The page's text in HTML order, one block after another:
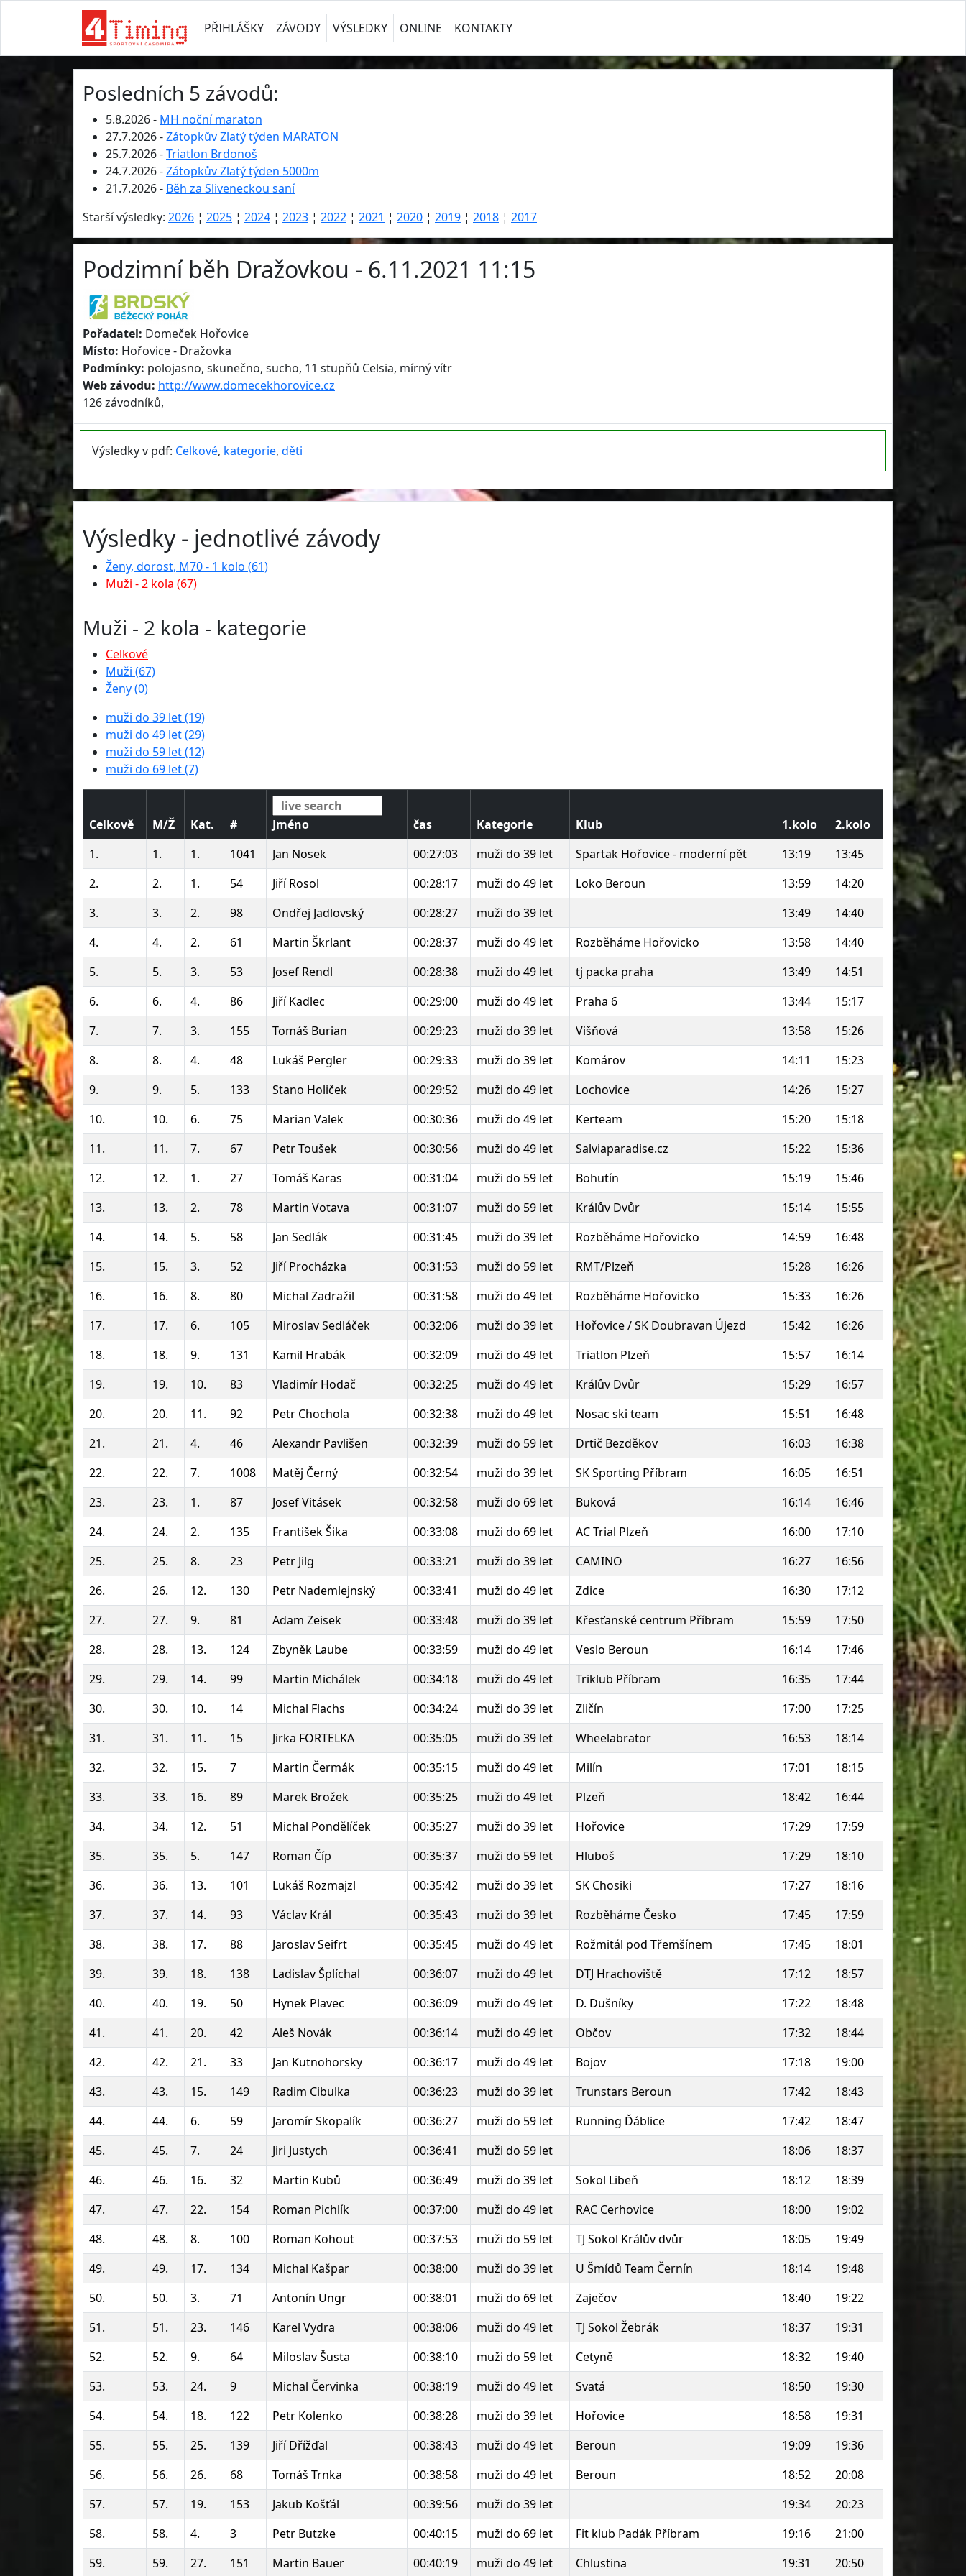
PŘIHLÁŠKY ZÁVODY VÝSLEDKY ONLINE KONTAKTY
Posledních 5 závodů:
5.8.2026 - MH noční maraton
27.7.2026 -Zátopkův Zlatý týden MARATON
25.7.2026 -Triatlon Brdonoš
24.7.2026 -Zátopkův Zlatý týden 5000m
21.7.2026 - Běh za Sliveneckou saní
Starší výsledky: 2026 ¦ 2025 ¦ 2024 ¦ 2023 ¦ 2022 ¦ 2021 ¦ 2020 ¦ 2019 ¦ 2018 ¦ 2017
Podzimní běh Dražovkou - 6.11.2021 11:15
Pořadatel: Domeček Hořovice
Místo: Hořovice - Dražovka
Podmínky: polojasno, skunečno, sucho, 11 stupňů Celsia, mírný vítr
Web závodu: http://www.domecekhorovice.cz
126 závodníků,
Výsledky v pdf: Celkové, kategorie, děti
Výsledky - jednotlivé závody
Ženy, dorost, M70 - 1 kolo (61)
Muži - 2 kola (67)
Muži - 2 kola - kategorie
Celkové
Muži (67)
Ženy (0)
muži do 39 let (19)
muži do 49 let (29)
muži do 59 let (12)
muži do 69 let (7)
Celkově M/Ž Kat. # Jméno čas Kategorie Klub 1.kolo
2.kolo
1.
1. 1. 1041 Jan Nosek 00:27:03 muži do 39 let Spartak Hořovice - moderní pět 13:19
13:45
2.
2. 1. 54 Jiří Rosol 00:28:17 muži do 49 let Loko Beroun 13:59
14:20
3.
3. 2. 98 Ondřej Jadlovský 00:28:27 muži do 39 let 13:49
14:40
4.
4. 2. 61 Martin Škrlant 00:28:37 muži do 49 let Rozběháme Hořovicko 13:58
14:40
5.
5. 3. 53 Josef Rendl 00:28:38 muži do 49 let tj packa praha 13:49
14:51
6.
6. 4. 86 Jiří Kadlec 00:29:00 muži do 49 let Praha 6 13:44
15:17
7.
7. 3. 155 Tomáš Burian 00:29:23 muži do 39 let Višňová 13:58
15:26
8.
8. 4. 48 Lukáš Pergler 00:29:33 muži do 39 let Komárov 14:11
15:23
9.
9. 5. 133 Stano Holiček 00:29:52 muži do 49 let Lochovice 14:26
15:27
10.
10. 6. 75 Marian Valek 00:30:36 muži do 49 let Kerteam 15:20
15:18
11.
11. 7. 67 Petr Toušek 00:30:56 muži do 49 let Salviaparadise.cz 15:22
15:36
12.
12. 1. 27 Tomáš Karas 00:31:04 muži do 59 let Bohutín 15:19
15:46
13.
13. 2. 78 Martin Votava 00:31:07 muži do 59 let Králův Dvůr 15:14
15:55
14.
14. 5. 58 Jan Sedlák 00:31:45 muži do 39 let Rozběháme Hořovicko 14:59
16:48
15.
15. 3. 52 Jiří Procházka 00:31:53 muži do 59 let RMT/Plzeň 15:28
16:26
16.
16. 8. 80 Michal Zadražil 00:31:58 muži do 49 let Rozběháme Hořovicko 15:33
16:26
17.
17. 6. 105 Miroslav Sedláček 00:32:06 muži do 39 let Hořovice / SK Doubravan Újezd 15:42
16:26
18.
18. 9. 131 Kamil Hrabák 00:32:09 muži do 49 let Triatlon Plzeň 15:57
16:14
19.
19. 10. 83 Vladimír Hodač 00:32:25 muži do 49 let Králův Dvůr 15:29
16:57
20.
20. 11. 92 Petr Chochola 00:32:38 muži do 49 let Nosac ski team 15:51
16:48
21.
21. 4. 46 Alexandr Pavlišen 00:32:39 muži do 59 let Drtič Bezděkov 16:03
16:38
22.
22. 7. 1008 Matěj Černý 00:32:54 muži do 39 let SK Sporting Příbram 16:05
16:51
23.
23. 1. 87 Josef Vitásek 00:32:58 muži do 69 let Buková 16:14
16:46
24.
24. 2. 135 František Šika 00:33:08 muži do 69 let AC Trial Plzeň 16:00
17:10
25.
25. 8. 23 Petr Jilg 00:33:21 muži do 39 let CAMINO 16:27
16:56
26.
26. 12. 130 Petr Nademlejnský 00:33:41 muži do 49 let Zdice 16:30
17:12
27.
27. 9. 81 Adam Zeisek 00:33:48 muži do 39 let Křesťanské centrum Příbram 15:59
17:50
28.
28. 13. 124 Zbyněk Laube 00:33:59 muži do 49 let Veslo Beroun 16:14
17:46
29.
29. 14. 99 Martin Michálek 00:34:18 muži do 49 let Triklub Příbram 16:35
17:44
30.
30. 10. 14 Michal Flachs 00:34:24 muži do 39 let Zličín 17:00
17:25
31.
31. 11. 15 Jirka FORTELKA 00:35:05 muži do 39 let Wheelabrator 16:53
18:14
32.
32. 15. 7 Martin Čermák 00:35:15 muži do 49 let Milín 17:01
18:15
33.
33. 16. 89 Marek Brožek 00:35:25 muži do 49 let Plzeň 18:42
16:44
34.
34. 12. 51 Michal Pondělíček 00:35:27 muži do 39 let Hořovice 17:29
17:59
35.
35. 5. 147 Roman Číp 00:35:37 muži do 59 let Hluboš 17:29
18:10
36.
36. 13. 101 Lukáš Rozmajzl 00:35:42 muži do 39 let SK Chosiki 17:27
18:16
37.
37. 14. 93 Václav Král 00:35:43 muži do 39 let Rozběháme Česko 17:45
17:59
38.
38. 17. 88 Jaroslav Seifrt 00:35:45 muži do 49 let Rožmitál pod Třemšínem 17:45
18:01
39.
39. 18. 138 Ladislav Šplíchal 00:36:07 muži do 49 let DTJ Hrachoviště 17:12
18:57
40.
40. 19. 50 Hynek Plavec 00:36:09 muži do 49 let D. Dušníky 17:22
18:48
41.
41. 20. 42 Aleš Novák 00:36:14 muži do 49 let Občov 17:32
18:44
42.
42. 21. 33 Jan Kutnohorsky 00:36:17 muži do 49 let Bojov 17:18
19:00
43.
43. 15. 149 Radim Cibulka 00:36:23 muži do 39 let Trunstars Beroun 17:42
18:43
44.
44. 6. 59 Jaromír Skopalík 00:36:27 muži do 59 let Running Ďáblice 17:42
18:47
45.
45. 7. 24 Jiri Justych 00:36:41 muži do 59 let 18:06
18:37
46.
46. 16. 32 Martin Kubů 00:36:49 muži do 39 let Sokol Libeň 18:12
18:39
47.
47. 22. 154 Roman Pichlík 00:37:00 muži do 49 let RAC Cerhovice 18:00
19:02
48.
48. 8. 100 Roman Kohout 00:37:53 muži do 59 let TJ Sokol Králův dvůr 18:05
19:49
49.
49. 17. 134 Michal Kašpar 00:38:00 muži do 39 let U Šmídů Team Černín 18:14
19:48
50.
50. 3. 71 Antonín Ungr 00:38:01 muži do 69 let Zaječov 18:40
19:22
51.
51. 23. 146 Karel Vydra 00:38:06 muži do 49 let TJ Sokol Žebrák 18:37
19:31
52.
52. 9. 64 Miloslav Šusta 00:38:10 muži do 59 let Cetyně 18:32
19:40
53.
53. 24. 9 Michal Červinka 00:38:19 muži do 49 let Svatá 18:50
19:30
54.
54. 18. 122 Petr Kolenko 00:38:28 muži do 39 let Hořovice 18:58
19:31
55.
55. 25. 139 Jiří Dřížďal 00:38:43 muži do 49 let Beroun 19:09
19:36
56.
56. 26. 68 Tomáš Trnka 00:38:58 muži do 49 let Beroun 18:52
20:08
57.
57. 19. 153 Jakub Košťál 00:39:56 muži do 39 let 19:34
20:23
58.
58. 4. 3 Petr Butzke 00:40:15 muži do 69 let Fit klub Padák Příbram 19:16
21:00
59.
59. 27. 151 Martin Bauer 00:40:19 muži do 49 let Chlustina 19:31 20:50